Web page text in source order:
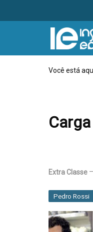
Você está
Extra Classe
Pedro Rossi